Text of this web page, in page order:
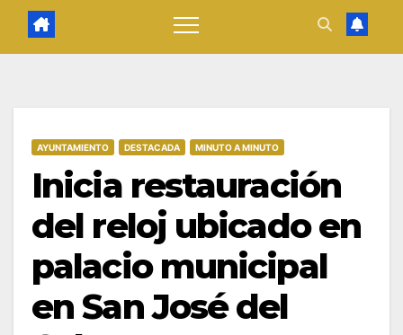
AYUNTAMIENTO DESTACADA MINUTO A MINUTO
Inicia restauración
del reloj ubicado en
palacio municipal
en San José del